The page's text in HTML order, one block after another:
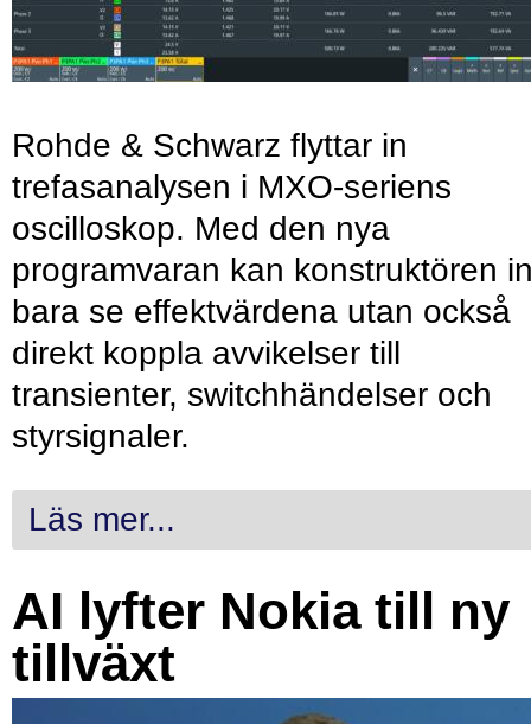
Rohde & Schwarz flyttar in
trefasanalysen i MXO-seriens
oscilloskop. Med den nya
programvaran kan konstruktören
bara se effektvärdena utan också
direkt koppla avvikelser till
transienter, switchhändelser och
styrsignaler.
Läs mer...
AI lyfter Nokia till ny
tillväxt